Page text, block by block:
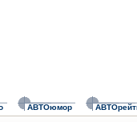
АВТОюмор